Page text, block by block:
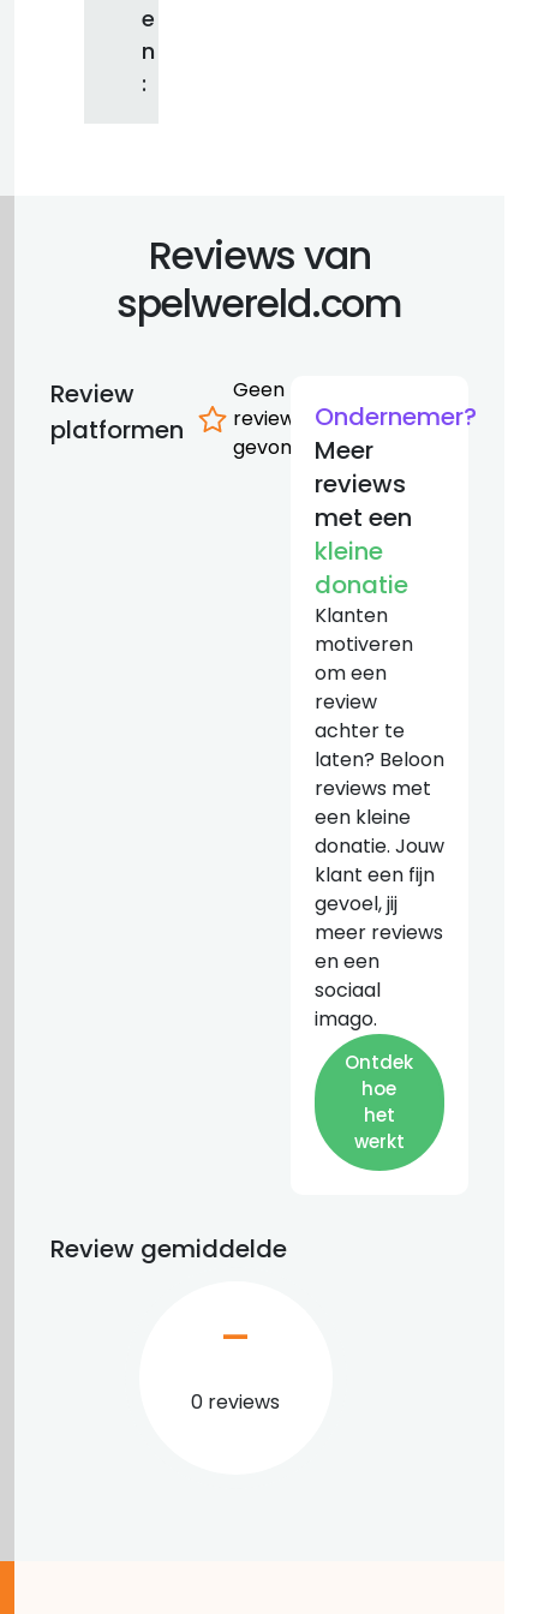
e
n
:
Reviews van
spelwereld.com
Review
platformen
Geen
reviews
gevonden
Ondernemer?
Meer
reviews
met een
kleine
donatie
Klanten
motiveren
om een
review
achter te
laten? Beloon
reviews met
een kleine
donatie. Jouw
klant een fijn
gevoel, jij
meer reviews
en een
sociaal
imago.
Ontdek
hoe
het
werkt
Review gemiddelde
0 reviews
–